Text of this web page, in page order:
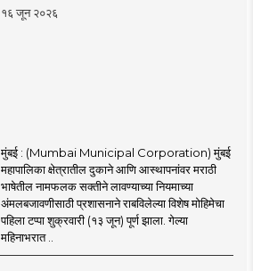
१६ जून २०२६
मुंबई : (Mumbai Municipal Corporation) मुंबई
महापालिका क्षेत्रातील दुकाने आणि आस्थापनांवर मराठी
भाषेतील नामफलक सक्तीने लावण्याच्या नियमाच्या
अंमलबजावणीसाठी प्रशासनाने राबविलेल्या विशेष मोहिमेचा
पहिला टप्पा शुक्रवारी (१३ जून) पूर्ण झाला. गेल्या
महिनाभरात ..